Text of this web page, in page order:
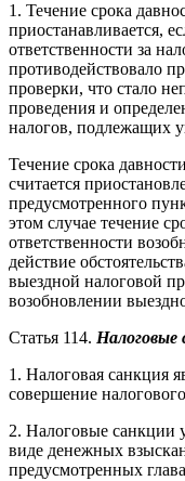
1. Течение срока
приостанавливается,
ответственности за
противодействовало
проверки, что стало
проведения и
налогов, подлежащих
Течение срока
считается
предусмотренного
этом случае течение
ответственности
действие
выездной налоговой
возобновлении
Статья 114. Налоговые
1. Налоговая санкция
совершение
2. Налоговые санкции
виде денежных
предусмотренных